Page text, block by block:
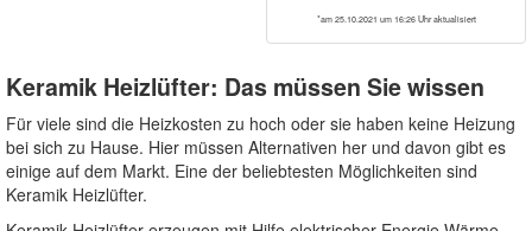
*am 25.10.2021 um 16:26 Uhr aktualisiert
Keramik Heizlüfter: Das müssen Sie wissen
Für viele sind die Heizkosten zu hoch oder sie haben keine Heizung
bei sich zu Hause. Hier müssen Alternativen her und davon gibt es
einige auf dem Markt. Eine der beliebtesten Möglichkeiten sind
Keramik Heizlüfter.